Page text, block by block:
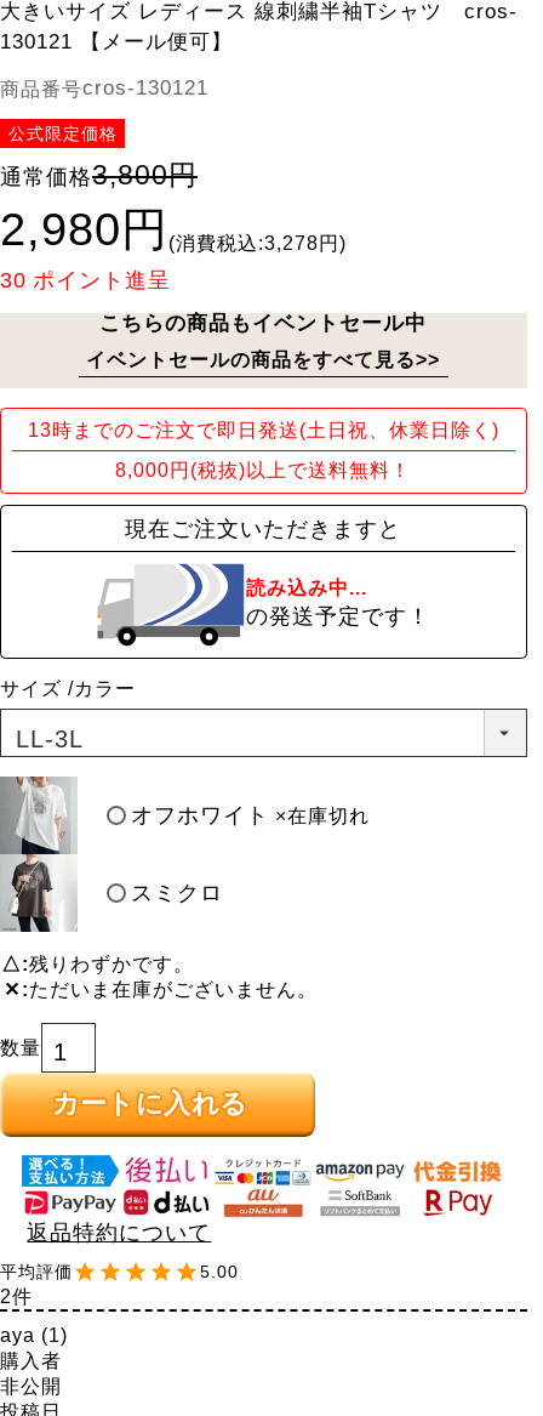
大きいサイズ レディース 線刺繍半袖Tシャツ cros-
130121 【メール便可】
商品番号cros-130121
公式限定価格
通常価格3,800円
2,980円 (消費税込:3,278円)
30 ポイント進呈
こちらの商品もイベントセール中
イベントセールの商品をすべて見る>>
13時までのご注文で即日発送(土日祝、休業日除く)
8,000円(税抜)以上で送料無料！
現在ご注文いただきますと
読み込み中...
の発送予定です！
サイズ カラー
オフホワイト ×在庫切れ
スミクロ
△ 残りわずかです。
✕ ただいま在庫がございません。
カートに入れる
返品特約について
5.00
2
aya
1
購入者
非公開
投稿日